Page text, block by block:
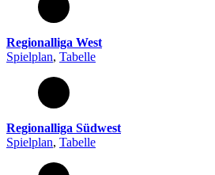
Regionalliga West
Spielplan, Tabelle
Regionalliga Südwest
Spielplan, Tabelle